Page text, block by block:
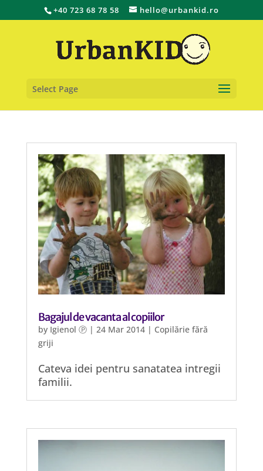
+40 723 68 78 58 hello@urbankid.ro
Select Page
Bagajul de vacanta al copiilor
by Igienol Ⓟ| 24 Mar 2014| Copilărie fără
griji
Cateva idei pentru sanatatea intregii
familii.